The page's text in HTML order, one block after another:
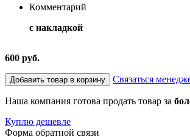
Комментарий
с накладкой
600 руб.
Добавить товар в корзину Связаться
Наша компания готова продать товар за
Куплю дешевле
Форма обратной связи